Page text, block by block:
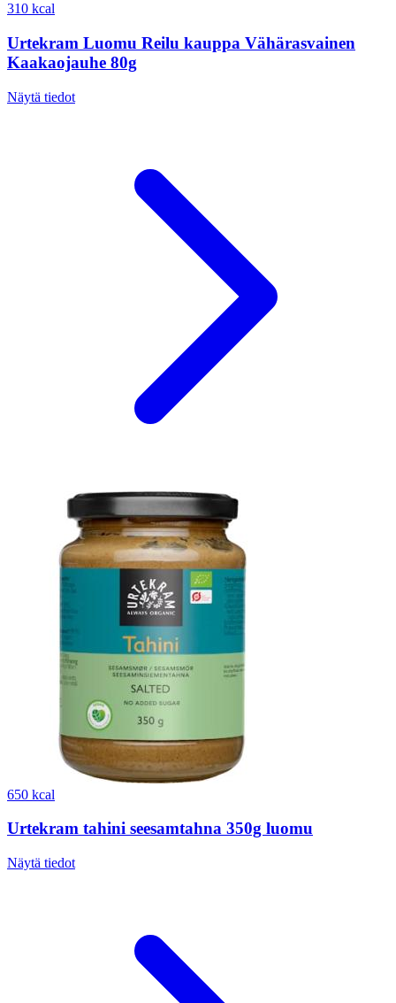
310 kcal
Urtekram Luomu Reilu kauppa Vähärasvainen
Kaakaojauhe 80g
Näytä tiedot
650 kcal
Urtekram tahini seesamtahna 350g luomu
Näytä tiedot